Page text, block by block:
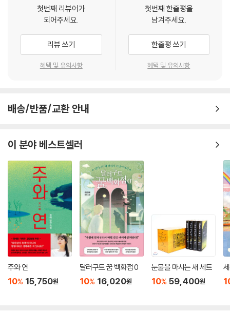
첫번째 리뷰어가
되어주세요.
리뷰 쓰기
혜택 및 유의사항
첫번째 한줄평을
남겨주세요.
한줄평 쓰기
혜택 및 유의사항
배송/반품/교환 안내
이 분야 베스트셀러
주와 연
10% 15,750원
달러구트 꿈 백화점 0
10% 16,020원
눈물을 마시는 새 세트
10% 59,400원